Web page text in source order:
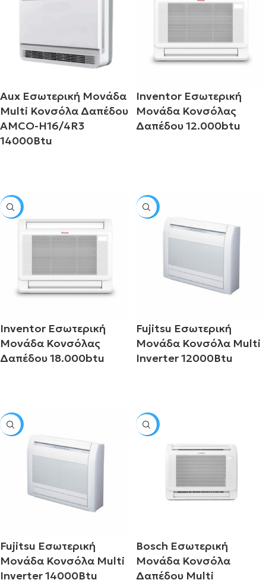
Aux Εσωτερική Μονάδα
Multi Κονσόλα Δαπέδου
AMCO-H16/4R3
14000Btu
Inventor Εσωτερική
Μονάδα Κονσόλας
Δαπέδου 12.000btu
SALE
Inventor Εσωτερική
Μονάδα Κονσόλας
Δαπέδου 18.000btu
SALE
Fujitsu Εσωτερική
Μονάδα Κονσόλα Multi
Inverter 12000Btu
SALE
Fujitsu Εσωτερική
Μονάδα Κονσόλα Multi
Inverter 14000Btu
SALE
Bosch Εσωτερική
Μονάδα Κονσόλα
Δαπέδου Multi